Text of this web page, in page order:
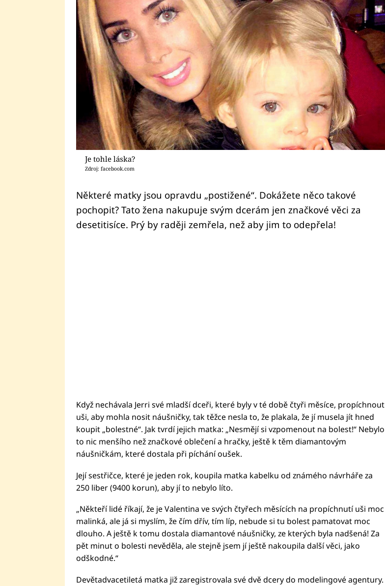
Je tohle láska?
Zdroj: facebook.com
Některé matky jsou opravdu „postižené“. Dokážete něco takové
pochopit? Tato žena nakupuje svým dcerám jen značkové věci za
desetitisíce. Prý by raději zemřela, než aby jim to odepřela!
Když nechávala Jerri své mladší dceři, které byly v té době čtyři měsíce, propíchnout
uši, aby mohla nosit náušničky, tak těžce nesla to, že plakala, že jí musela jít hned
koupit „bolestné“. Jak tvrdí jejich matka: „Nesmějí si vzpomenout na bolest!“ Nebylo
to nic menšího než značkové oblečení a hračky, ještě k těm diamantovým
náušničkám, které dostala při píchání oušek.
Její sestřičce, které je jeden rok, koupila matka kabelku od známého návrháře za
250 liber (9400 korun), aby jí to nebylo líto.
„Někteří lidé říkají, že je Valentina ve svých čtyřech měsících na propíchnutí uši moc
malinká, ale já si myslím, že čím dřív, tím líp, nebude si tu bolest pamatovat moc
dlouho. A ještě k tomu dostala diamantové náušničky, ze kterých byla nadšená! Za
pět minut o bolesti nevěděla, ale stejně jsem jí ještě nakoupila další věci, jako
odškodné.“
Devětadvacetiletá matka již zaregistrovala své dvě dcery do modelingové agentury.